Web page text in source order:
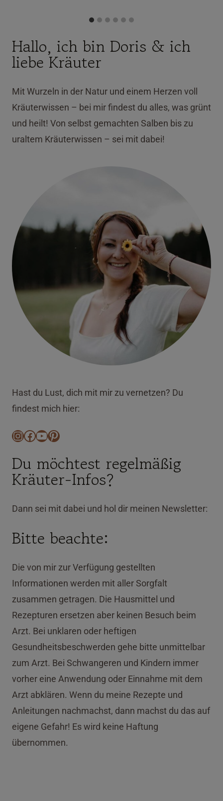
Hallo, ich bin Doris & ich
liebe Kräuter
Mit Wurzeln in der Natur und einem Herzen voll
Kräuterwissen – bei mir findest du alles, was grünt
und heilt! Von selbst gemachten Salben bis zu
uraltem Kräuterwissen – sei mit dabei!
Hast du Lust, dich mit mir zu vernetzen? Du
findest mich hier:
Instagram
Facebook
YouTube
Pinterest
Du möchtest regelmäßig
Kräuter-Infos?
Dann sei mit dabei und hol dir meinen Newsletter:
Bitte beachte:
Die von mir zur Verfügung gestellten
Informationen werden mit aller Sorgfalt
zusammen getragen. Die Hausmittel und
Rezepturen ersetzen aber keinen Besuch beim
Arzt. Bei unklaren oder heftigen
Gesundheitsbeschwerden gehe bitte unmittelbar
zum Arzt. Bei Schwangeren und Kindern immer
vorher eine Anwendung oder Einnahme mit dem
Arzt abklären. Wenn du meine Rezepte und
Anleitungen nachmachst, dann machst du das auf
eigene Gefahr! Es wird keine Haftung
übernommen.